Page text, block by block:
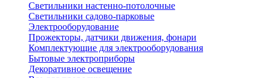
Светильники настенно-потолочные
Светильники садово-парковые
Электрооборудование
Прожекторы, датчики движения, фонари
Комплектующие для электрооборудования
Бытовые электроприборы
Декоративное освещение